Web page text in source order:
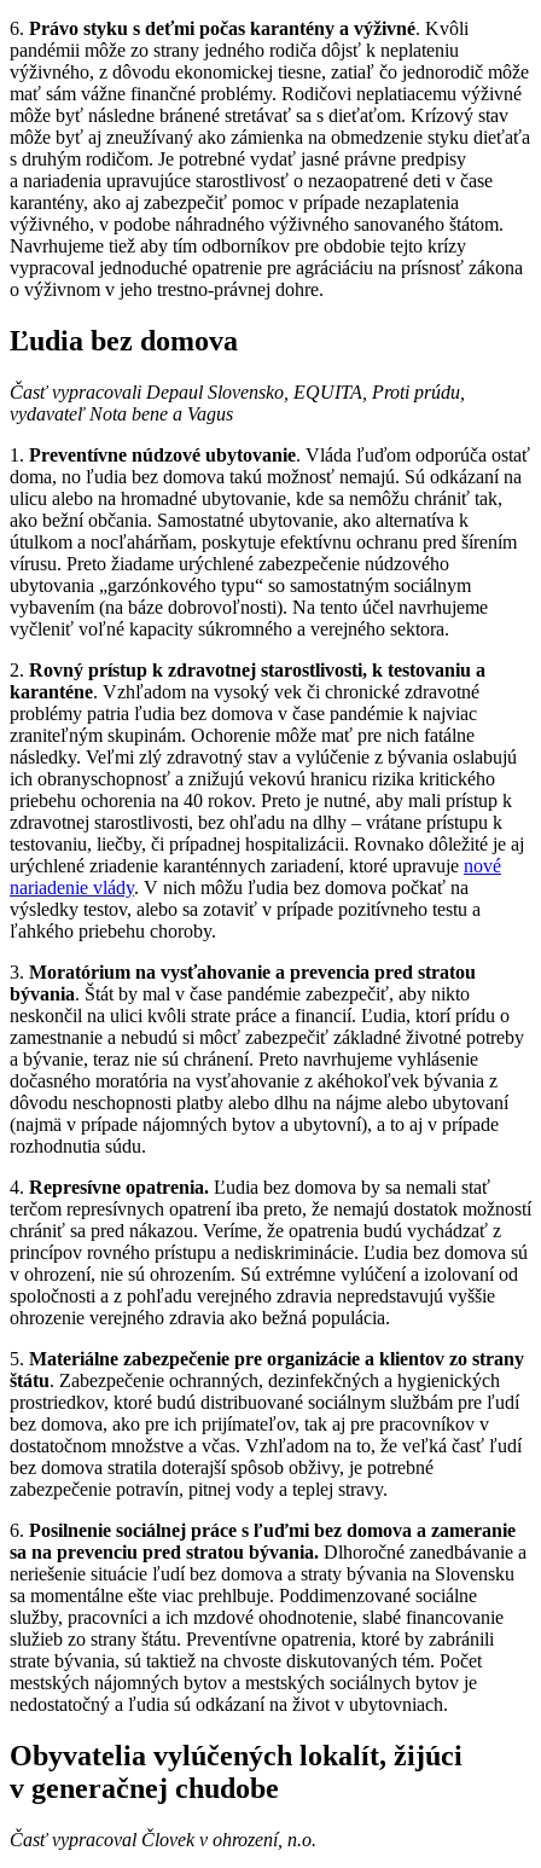
6. Právo styku s deťmi počas karantény a výživné. Kvôli
pandémii môže zo strany jedného rodiča dôjsť k neplateniu
výživného, z dôvodu ekonomickej tiesne, zatiaľ čo jednorodič môže
mať sám vážne finančné problémy. Rodičovi neplatiacemu výživné
môže byť následne bránené stretávať sa s dieťaťom. Krízový stav
môže byť aj zneužívaný ako zámienka na obmedzenie styku dieťaťa
s druhým rodičom. Je potrebné vydať jasné právne predpisy
a nariadenia upravujúce starostlivosť o nezaopatrené deti v čase
karantény, ako aj zabezpečiť pomoc v prípade nezaplatenia
výživného, v podobe náhradného výživného sanovaného štátom.
Navrhujeme tiež aby tím odborníkov pre obdobie tejto krízy
vypracoval jednoduché opatrenie pre agráciáciu na prísnosť zákona
o výživnom v jeho trestno-právnej dohre.
Ľudia bez domova
Časť vypracovali Depaul Slovensko, EQUITA, Proti prúdu,
vydavateľ Nota bene a Vagus
1. Preventívne núdzové ubytovanie. Vláda ľuďom odporúča ostať
doma, no ľudia bez domova takú možnosť nemajú. Sú odkázaní na
ulicu alebo na hromadné ubytovanie, kde sa nemôžu chrániť tak,
ako bežní občania. Samostatné ubytovanie, ako alternatíva k
útulkom a nocľahárňam, poskytuje efektívnu ochranu pred šírením
vírusu. Preto žiadame urýchlené zabezpečenie núdzového
ubytovania „garzónkového typu“ so samostatným sociálnym
vybavením (na báze dobrovoľnosti). Na tento účel navrhujeme
vyčleniť voľné kapacity súkromného a verejného sektora.
2. Rovný prístup k zdravotnej starostlivosti, k testovaniu a
karanténe. Vzhľadom na vysoký vek či chronické zdravotné
problémy patria ľudia bez domova v čase pandémie k najviac
zraniteľným skupinám. Ochorenie môže mať pre nich fatálne
následky. Veľmi zlý zdravotný stav a vylúčenie z bývania oslabujú
ich obranyschopnosť a znižujú vekovú hranicu rizika kritického
priebehu ochorenia na 40 rokov. Preto je nutné, aby mali prístup k
zdravotnej starostlivosti, bez ohľadu na dlhy – vrátane prístupu k
testovaniu, liečby, či prípadnej hospitalizácii. Rovnako dôležité je aj
urýchlené zriadenie karanténnych zariadení, ktoré upravuje nové
nariadenie vlády. V nich môžu ľudia bez domova počkať na
výsledky testov, alebo sa zotaviť v prípade pozitívneho testu a
ľahkého priebehu choroby.
3. Moratórium na vysťahovanie a prevencia pred stratou
bývania. Štát by mal v čase pandémie zabezpečiť, aby nikto
neskončil na ulici kvôli strate práce a financií. Ľudia, ktorí prídu o
zamestnanie a nebudú si môcť zabezpečiť základné životné potreby
a bývanie, teraz nie sú chránení. Preto navrhujeme vyhlásenie
dočasného moratória na vysťahovanie z akéhokoľvek bývania z
dôvodu neschopnosti platby alebo dlhu na nájme alebo ubytovaní
(najmä v prípade nájomných bytov a ubytovní), a to aj v prípade
rozhodnutia súdu.
4. Represívne opatrenia. Ľudia bez domova by sa nemali stať
terčom represívnych opatrení iba preto, že nemajú dostatok možností
chrániť sa pred nákazou. Veríme, že opatrenia budú vychádzať z
princípov rovného prístupu a nediskriminácie. Ľudia bez domova sú
v ohrození, nie sú ohrozením. Sú extrémne vylúčení a izolovaní od
spoločnosti a z pohľadu verejného zdravia nepredstavujú vyššie
ohrozenie verejného zdravia ako bežná populácia.
5. Materiálne zabezpečenie pre organizácie a klientov zo strany
štátu. Zabezpečenie ochranných, dezinfekčných a hygienických
prostriedkov, ktoré budú distribuované sociálnym službám pre ľudí
bez domova, ako pre ich prijímateľov, tak aj pre pracovníkov v
dostatočnom množstve a včas. Vzhľadom na to, že veľká časť ľudí
bez domova stratila doterajší spôsob obživy, je potrebné
zabezpečenie potravín, pitnej vody a teplej stravy.
6. Posilnenie sociálnej práce s ľuďmi bez domova a zameranie
sa na prevenciu pred stratou bývania. Dlhoročné zanedbávanie a
neriešenie situácie ľudí bez domova a straty bývania na Slovensku
sa momentálne ešte viac prehlbuje. Poddimenzované sociálne
služby, pracovníci a ich mzdové ohodnotenie, slabé financovanie
služieb zo strany štátu. Preventívne opatrenia, ktoré by zabránili
strate bývania, sú taktiež na chvoste diskutovaných tém. Počet
mestských nájomných bytov a mestských sociálnych bytov je
nedostatočný a ľudia sú odkázaní na život v ubytovniach.
Obyvatelia vylúčených lokalít, žijúci
v generačnej chudobe
Časť vypracoval Človek v ohrození, n.o.